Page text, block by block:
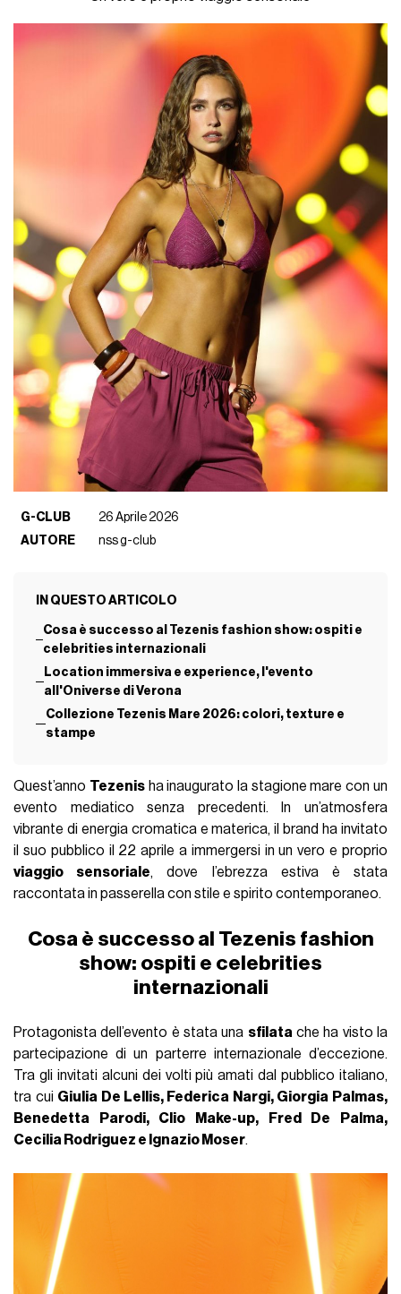
G-CLUB
26 Aprile 2026
AUTORE
nss g-club
IN QUESTO ARTICOLO
Cosa è successo al Tezenis fashion show: ospiti e
celebrities internazionali
Location immersiva e experience, l'evento
all'Oniverse di Verona
Collezione Tezenis Mare 2026: colori, texture e
stampe
Quest’anno Tezenisha inaugurato la stagione mare con un
evento mediatico senza precedenti. In un’atmosfera
vibrante di energia cromatica e materica, il brand ha invitato
il suo pubblico il 22 aprile a immergersi in un vero e proprio
viaggio sensoriale, dove l’ebrezza estiva è stata
raccontata in passerella con stile e spirito contemporaneo.
Cosa è successo al Tezenis fashion
show: ospiti e celebrities
internazionali
Protagonista dell’evento è stata una sfilata che ha visto la
partecipazione di un parterre internazionale d’eccezione.
Tra gli invitati alcuni dei volti più amati dal pubblico italiano,
tra cui Giulia De Lellis, Federica Nargi, Giorgia Palmas,
Benedetta Parodi, Clio Make-up, Fred De Palma,
Cecilia Rodriguez e Ignazio Moser.